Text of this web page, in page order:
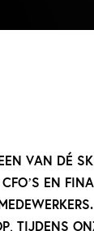
VAN DÉ
EN
TIJDENS